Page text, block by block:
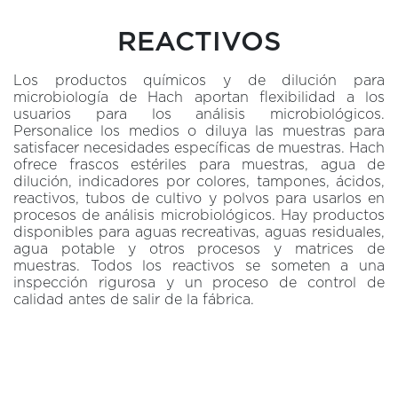
REACTIVOS
Los productos químicos y de dilución para
microbiología de Hach aportan flexibilidad a los
usuarios para los análisis microbiológicos.
Personalice los medios o diluya las muestras para
satisfacer necesidades específicas de muestras. Hach
ofrece frascos estériles para muestras, agua de
dilución, indicadores por colores, tampones, ácidos,
reactivos, tubos de cultivo y polvos para usarlos en
procesos de análisis microbiológicos. Hay productos
disponibles para aguas recreativas, aguas residuales,
agua potable y otros procesos y matrices de
muestras. Todos los reactivos se someten a una
inspección rigurosa y un proceso de control de
calidad antes de salir de la fábrica.